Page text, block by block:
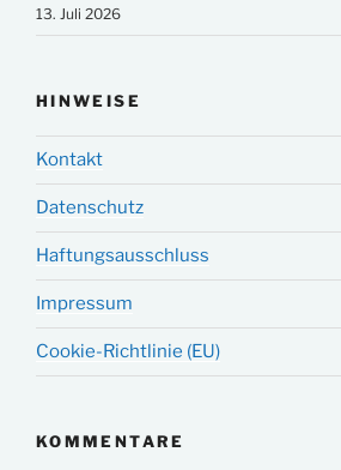
13. Juli 2026
HINWEISE
Kontakt
Datenschutz
Haftungsausschluss
Impressum
Cookie-Richtlinie (EU)
KOMMENTARE